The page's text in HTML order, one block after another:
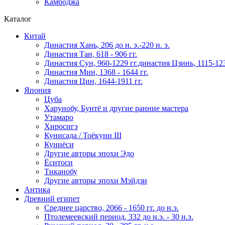
Каталог
Китай
Династия Хань, 206 до н. э.-220 н. э.
Династия Тан, 618 - 906 гг.
Династия Сун, 960-1229 гг.династия Цзинь, 1115-
Династия Мин, 1368 - 1644 гг.
Династия Цин, 1644-1911 гг.
Япония
Цуба
Харунобу, Бунтё и другие ранние мастера
Утамаро
Хиросигэ
Кунисада / Тоёкуни III
Куниёси
Другие авторы эпохи Эдо
Ёситоси
Тиканобу
Другие авторы эпохи Мэйдзи
Антика
Древний египет
Среднее царство, 2066 - 1650 гг. до н.э.
Птолемеевский период, 332 до н.э. - 30 н.э.